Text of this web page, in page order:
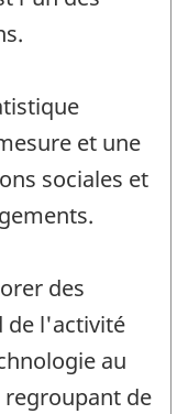
et une
sociales et
des
de l'activité
au
regroupant de